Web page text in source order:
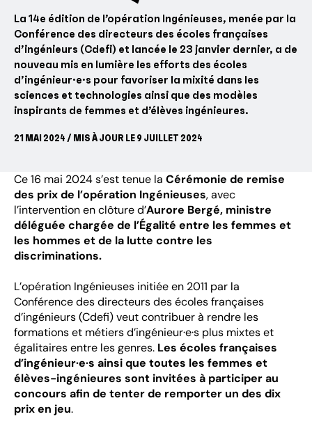
La 14e édition de l’opération Ingénieuses, menée par la
Conférence des directeurs des écoles françaises
d’ingénieurs (Cdefi) et lancée le 23 janvier dernier, a de
nouveau mis en lumière les efforts des écoles
d’ingénieur·e·s pour favoriser la mixité dans les
sciences et technologies ainsi que des modèles
inspirants de femmes et d’élèves ingénieures.
21 MAI 2024 / MIS À JOUR LE 9 JUILLET 2024
Ce 16 mai 2024 s’est tenue la Cérémonie de remise
des prix de l’opération Ingénieuses, avec
l’intervention en clôture d’Aurore Bergé, ministre
déléguée chargée de l’Égalité entre les femmes et
les hommes et de la lutte contre les
discriminations.
L’opération Ingénieuses initiée en 2011 par la
Conférence des directeurs des écoles françaises
d’ingénieurs (Cdefi) veut contribuer à rendre les
formations et métiers d’ingénieur·e·s plus mixtes et
égalitaires entre les genres. Les écoles françaises
d’ingénieur·e·s ainsi que toutes les femmes et
élèves-ingénieures sont invitées à participer au
concours afin de tenter de remporter un des dix
prix en jeu.